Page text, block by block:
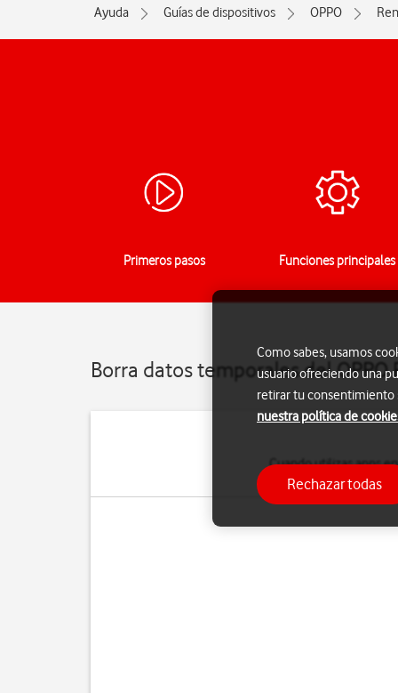
Ayuda Guías de dispositivos OPPO
Primeros pasos Funciones principales
Borra datos temporales del
Cuando utilizas apps
Como sabes, usamos
usuario ofreciendo una
retirar tu consentimiento
nuestra política de
Rechazar todas